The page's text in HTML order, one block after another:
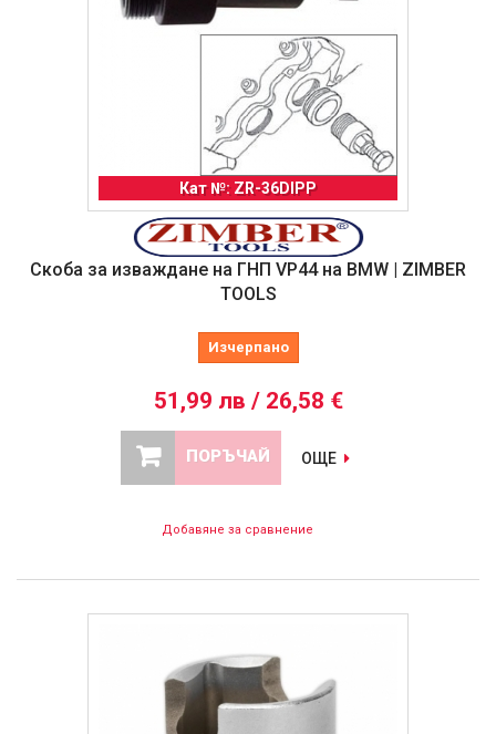
Кат №: ZR-36DIPP
Скоба за изваждане на ГНП VP44 на BMW | ZIMBER
TOOLS
Изчерпано
51,99 лв / 26,58 €
ПОРЪЧАЙ ОЩЕ
Добавяне за сравнение